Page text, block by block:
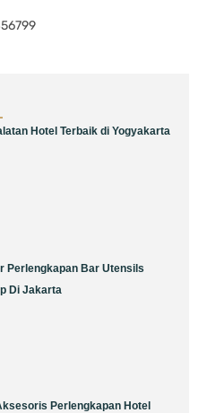
Hotel Terbaik di Yogyakarta
Perlengkapan Bar Utensils
Di Jakarta
Perlengkapan Hotel
PagePagePage